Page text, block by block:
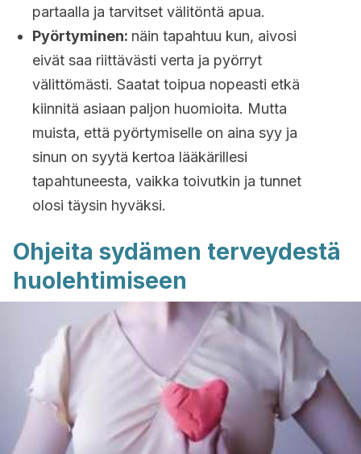
partaalla ja tarvitset välitöntä apua.
Pyörtyminen: näin tapahtuu kun, aivosi
eivät saa riittävästi verta ja pyörryt
välittömästi. Saatat toipua nopeasti etkä
kiinnitä asiaan paljon huomioita. Mutta
muista, että pyörtymiselle on aina syy ja
sinun on syytä kertoa lääkärillesi
tapahtuneesta, vaikka toivutkin ja tunnet
olosi täysin hyväksi.
Ohjeita sydämen terveydestä
huolehtimiseen